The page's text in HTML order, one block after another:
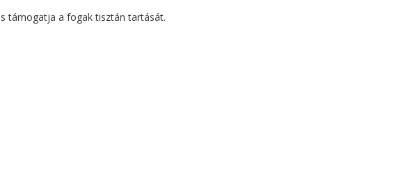
támogatja a fogak tisztán tartását.